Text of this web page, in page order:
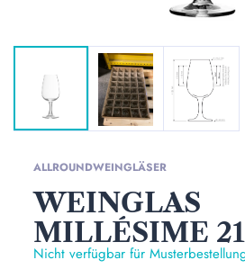
ALLROUNDWEINGLÄSER
WEINGLAS
MILLÉSIME
Nicht verfügbar für